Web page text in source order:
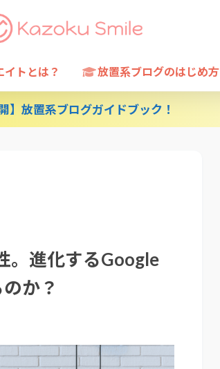
イトとは？ 放置系ブログのはじめ方
】放置系ブログガイドブック！
。進化するGoogle
か？